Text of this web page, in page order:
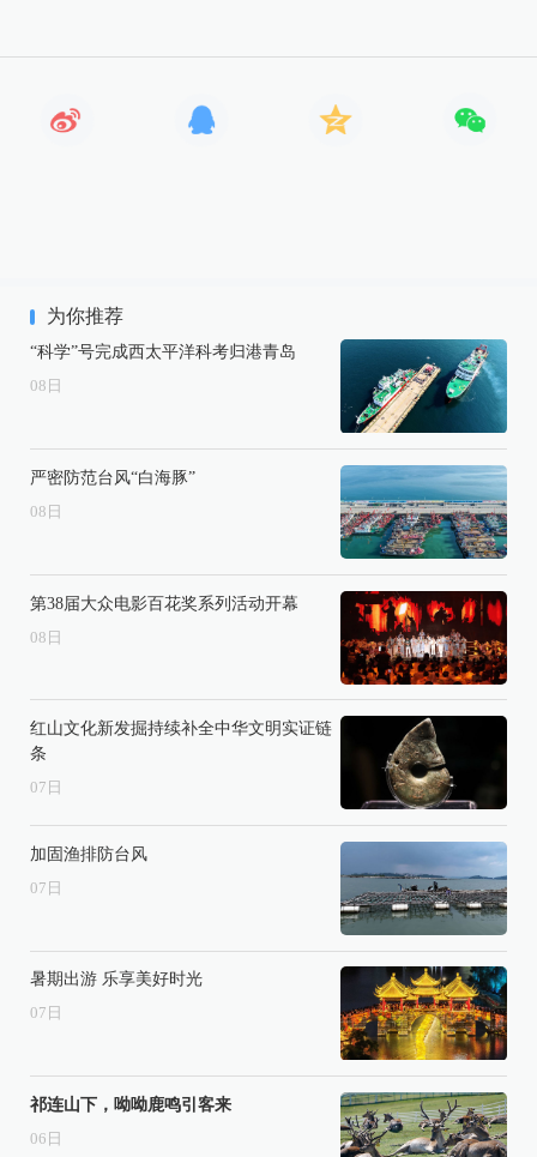
为你推荐
“科学”号完成西太平洋科考归港青岛
08 日
严密防范台风“白海豚”
08 日
第38届大众电影百花奖系列活动开幕
08 日
红山文化新发掘持续补全中华文明实证链
条
07 日
加固渔排防台风
07 日
暑期出游 乐享美好时光
07 日
祁连山下，呦呦鹿鸣引客来
06 日